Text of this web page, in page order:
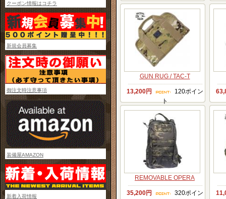
GUN RUG / TAC-T
13,200円
120ポイン
ト
REMOVABLE OPERA
35,200円
320ポイン
クーポン情報はコチラ
新規会員募集
御注文時注意事項
装備屋AMAZON
新着入荷情報